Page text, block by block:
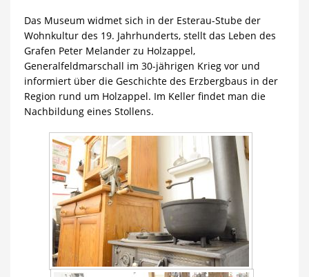
Das Museum widmet sich in der Esterau-Stube der
Wohnkultur des 19. Jahrhunderts, stellt das Leben des
Grafen Peter Melander zu Holzappel,
Generalfeldmarschall im 30-jährigen Krieg vor und
informiert über die Geschichte des Erzbergbaus in der
Region rund um Holzappel. Im Keller findet man die
Nachbildung eines Stollens.